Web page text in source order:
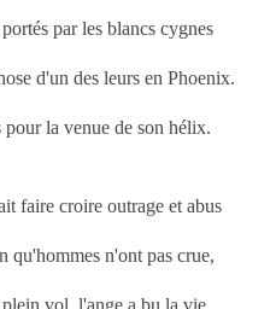
par les blancs cygnes
d'un des leurs en Phoenix.
la venue de son hélix.
faire croire outrage et abus
qu'hommes n'ont pas crue,
vol, l'ange a bu la vie